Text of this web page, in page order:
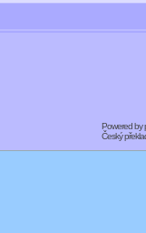
Powered by
Český